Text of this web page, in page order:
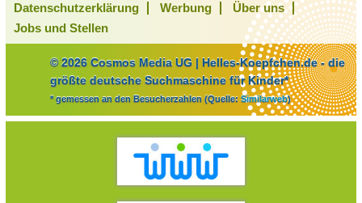
Datenschutzerklärung
Werbung
Über uns
Jobs und Stellen
© 2026 Cosmos Media UG | Helles-Koepfchen.de - die
größte deutsche Suchmaschine für Kinder*
* gemessen an den Besucherzahlen (Quelle: Similarweb)